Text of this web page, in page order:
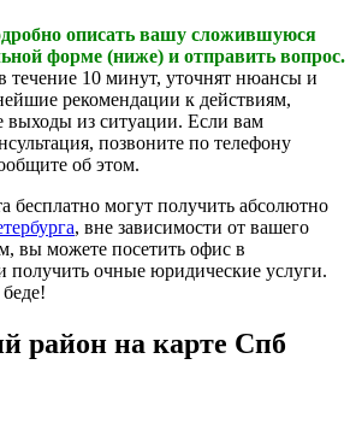
описать вашу сложившуюся
форме (ниже) и отправить вопрос.
течение 10 минут, уточнят нюансы и
рекомендации к действиям,
выходы из ситуации. Если вам
позвоните по телефону
об этом.
бесплатно могут получить абсолютно
, вне зависимости от вашего
вы можете посетить офис в
получить очные юридические услуги.
район на карте Спб